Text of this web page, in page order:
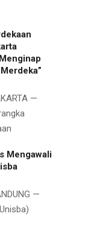
—
Mengawali
—